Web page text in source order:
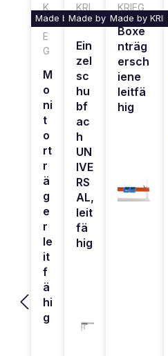
K
RI
E
G
Made by KRIEG
M
o
ni
t
o
rt
r
ä
g
e
r
le
it
f
ä
hi
g
KRI
EG
Made by KRIEG
Ein
zel
sc
hu
bf
ac
h
UN
IVE
RS
AL,
leit
fä
hig
KRIEG
Made by
Boxe
nträg
ersch
iene
leitfä
hig